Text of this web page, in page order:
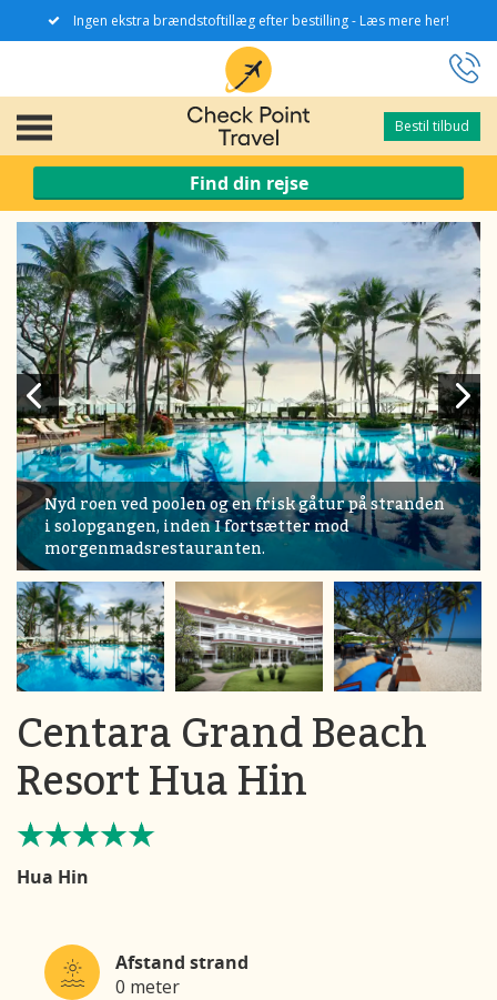
Ingen ekstra brændstoftillæg efter bestilling - Læs mere her!
Bestil tilbud
Bestil tilbud
Find din rejse
Nyd roen ved poolen og en frisk gåtur på stranden
i solopgangen, inden I fortsætter mod
morgenmadsrestauranten.
Centara Grand Beach
Resort Hua Hin
Hua Hin
Afstand strand
0 meter